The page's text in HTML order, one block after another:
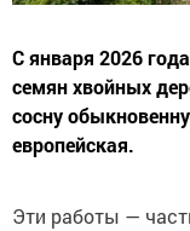
С января 2026
семян хвойных
сосну
европейская.
Эти работы —